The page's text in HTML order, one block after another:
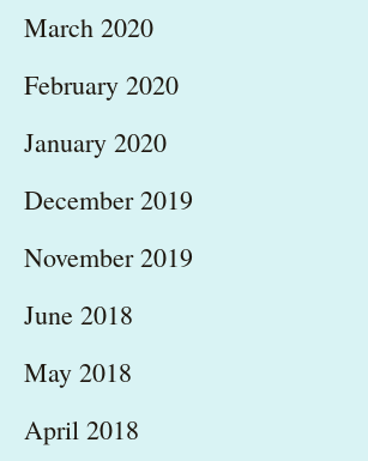
March 2020
February 2020
January 2020
December 2019
November 2019
June 2018
May 2018
April 2018